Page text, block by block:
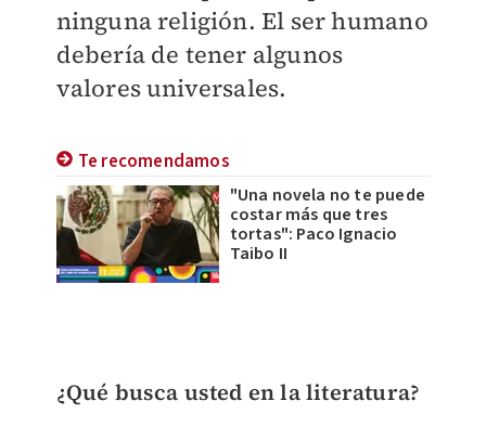
ninguna religión. El ser humano
debería de tener algunos
valores universales.
Te recomendamos
"Una novela no te puede
costar más que tres
tortas": Paco Ignacio
Taibo II
¿Qué busca usted en la literatura?